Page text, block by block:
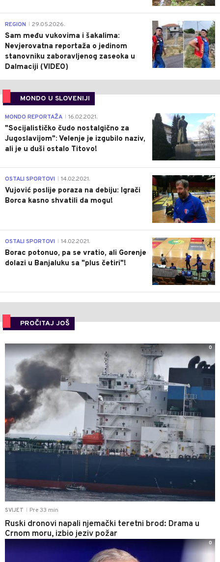
0
REGION 29.05.2026.
Sam među vukovima i šakalima:
Nevjerovatna reportaža o jedinom
stanovniku zaboravljenog zaseoka u
Dalmaciji (VIDEO)
MONDO U SLOVENIJI
4
MONDO REPORTAŽA 16.02.2021.
"Socijalističko čudo nostalgično za
Jugoslavijom": Velenje je izgubilo naziv,
ali je u duši ostalo Titovo!
1
OSTALI SPORTOVI 14.02.2021.
Vujović poslije poraza na debiju: Igrači
Borca kasno shvatili da mogu!
3
OSTALI SPORTOVI 14.02.2021.
Borac potonuo, pa se vratio, ali Gorenje
dolazi u Banjaluku sa "plus četiri"!
PROČITAJ JOŠ
SVIJET Pre 33 min
Ruski dronovi napali njemački teretni brod: Drama u
Crnom moru, izbio jeziv požar
0
0